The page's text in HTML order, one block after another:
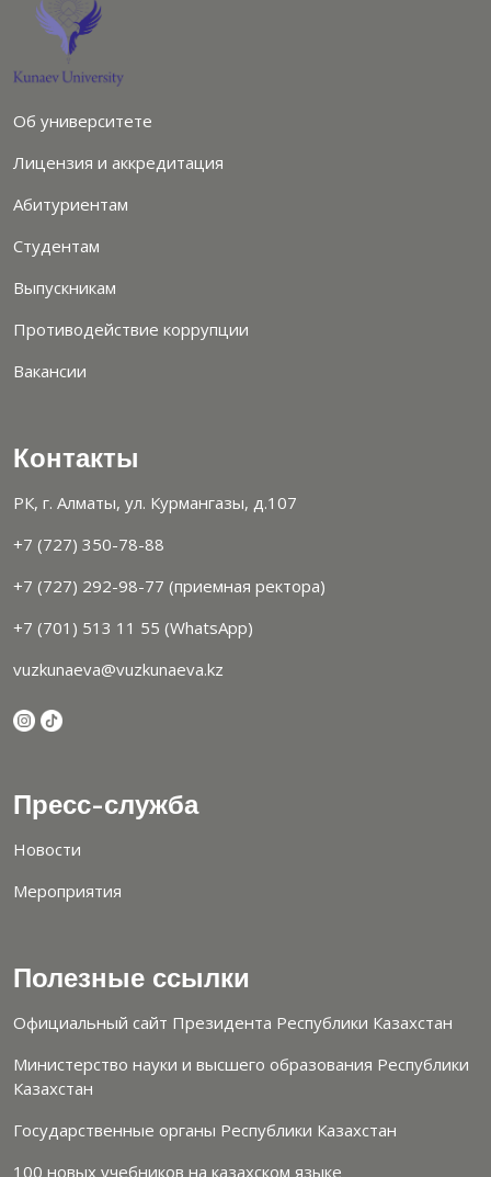
Об университете
Лицензия и аккредитация
Абитуриентам
Студентам
Выпускникам
Противодействие коррупции
Вакансии
Контакты
РК, г. Алматы, ул. Курмангазы, д.107
+7 (727) 350-78-88
+7 (727) 292-98-77 (приемная ректора)
+7 (701) 513 11 55 (WhatsApp)
vuzkunaeva@vuzkunaeva.kz
Пресс-служба
Новости
Мероприятия
Полезные ссылки
Официальный сайт Президента Республики Казахстан
Министерство науки и высшего образования Республики
Казахстан
Государственные органы Республики Казахстан
100 новых учебников на казахском языке